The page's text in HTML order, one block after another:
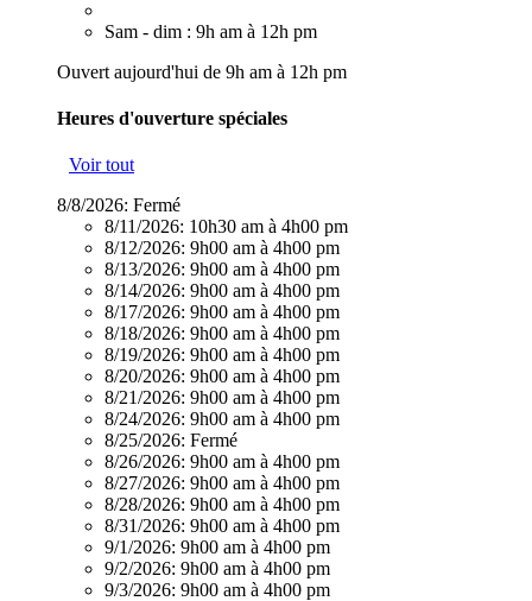
Sam - dim : 9h am à 12h pm
Ouvert aujourd'hui de 9h am à 12h pm
Heures d'ouverture spéciales
Voir tout
8/8/2026: Fermé
8/11/2026: 10h30 am à 4h00 pm
8/12/2026: 9h00 am à 4h00 pm
8/13/2026: 9h00 am à 4h00 pm
8/14/2026: 9h00 am à 4h00 pm
8/17/2026: 9h00 am à 4h00 pm
8/18/2026: 9h00 am à 4h00 pm
8/19/2026: 9h00 am à 4h00 pm
8/20/2026: 9h00 am à 4h00 pm
8/21/2026: 9h00 am à 4h00 pm
8/24/2026: 9h00 am à 4h00 pm
8/25/2026: Fermé
8/26/2026: 9h00 am à 4h00 pm
8/27/2026: 9h00 am à 4h00 pm
8/28/2026: 9h00 am à 4h00 pm
8/31/2026: 9h00 am à 4h00 pm
9/1/2026: 9h00 am à 4h00 pm
9/2/2026: 9h00 am à 4h00 pm
9/3/2026: 9h00 am à 4h00 pm